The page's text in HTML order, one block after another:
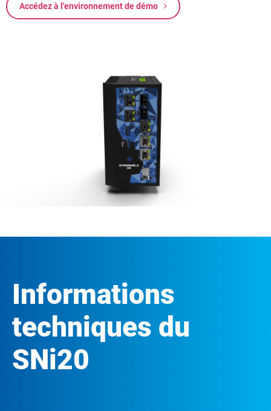
Accédez à l'environnement de démo
Informations
techniques du
SNi20